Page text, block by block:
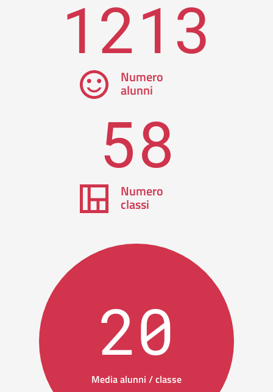
1213
Numero
alunni
58
Numero
classi
20
Media alunni / classe